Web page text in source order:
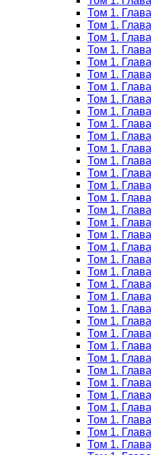
Том 1.
Том 1.
Том 1.
Том 1.
Том 1.
Том 1.
Том 1.
Том 1.
Том 1.
Том 1.
Том 1.
Том 1.
Том 1.
Том 1.
Том 1.
Том 1.
Том 1.
Том 1.
Том 1.
Том 1.
Том 1.
Том 1.
Том 1.
Том 1.
Том 1.
Том 1.
Том 1.
Том 1.
Том 1.
Том 1.
Том 1.
Том 1.
Том 1.
Том 1.
Том 1.
Том 1.